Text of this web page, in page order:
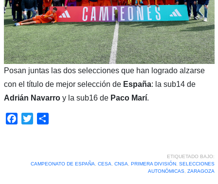
Posan juntas las dos selecciones que han logrado alzarse
con el título de mejor selección de España: la sub14 de
Adrián Navarroy la sub16 de Paco Marí.
Facebook
Twitter
ETIQUETADO BAJO:
CAMPEONATO DE ESPAÑA
CESA CNSA PRIMERA DIVISIÓN, SELECCIONES
AUTONÓMICAS, ZARAGOZA